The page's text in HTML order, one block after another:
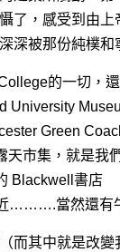
了，感受到由
深被那份純樸
的一切，
University
Green
天市集，就是我
Blackwell書店
……….當然還有
而其中就是改